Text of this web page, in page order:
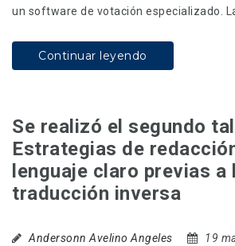
un software de votación especializado.
Continuar leyendo
Se realizó el segundo
Estrategias de
lenguaje claro previas a
traducción inversa
Andersonn Avelino Angeles
19